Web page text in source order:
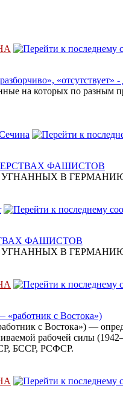
«отсутствует»
на которых по разным
ФАШИСТОВ
В
ФАШИСТОВ
В
с Востока»)
с Востока») —
рабочей силы
БССР, РСФСР.